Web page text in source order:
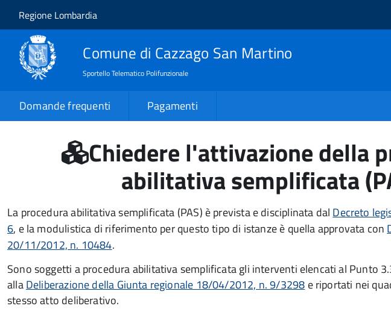
Salta al contenuto principale
Skip to site navigation
Regione Lombardia
Comune di Cazzago San Martino
Sportello Telematico Polifunzionale
Domande frequenti Pagamenti
Chiedere l'attivazione della
abilitativa semplificata
La procedura abilitativa semplificata (PAS) è prevista e disciplinata dal Decreto
6, e la modulistica di riferimento per questo tipo di istanze è quella approvata con
20/11/2012, n. 10484.
Sono soggetti a procedura abilitativa semplificata gli interventi elencati al Punto
allaDeliberazione della Giunta regionale 18/04/2012, n. 9/3298 e riportati nei
stesso atto deliberativo.